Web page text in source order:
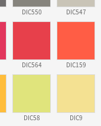
DIC550 DIC547
DIC564 DIC159
DIC58 DIC9